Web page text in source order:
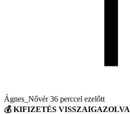
Ágnes_Nővér36 perccel ezelőtt
💰 KIFIZETÉS VISSZAIGAZOLVA